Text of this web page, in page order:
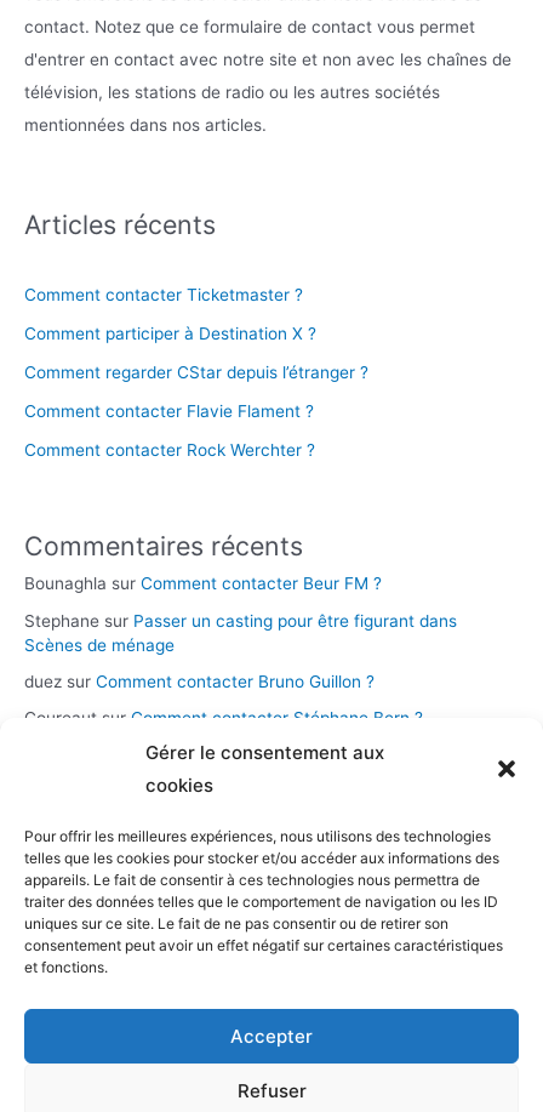
Gérer le consentement aux
cookies
Pour offrir les meilleures expériences, nous utilisons des technologies
telles que les cookies pour stocker et/ou accéder aux informations des
appareils. Le fait de consentir à ces technologies nous permettra de
traiter des données telles que le comportement de navigation ou les ID
uniques sur ce site. Le fait de ne pas consentir ou de retirer son
consentement peut avoir un effet négatif sur certaines caractéristiques
et fonctions.
Accepter
Refuser
contact. Notez que ce formulaire de contact vous permet
d'entrer en contact avec notre site et non avec les chaînes de
télévision, les stations de radio ou les autres sociétés
mentionnées dans nos articles.
Articles récents
Comment contacter Ticketmaster ?
Comment participer à Destination X ?
Comment regarder CStar depuis l’étranger ?
Comment contacter Flavie Flament ?
Comment contacter Rock Werchter ?
Commentaires récents
Bounaghla sur Comment contacter Beur FM ?
Stephane sur Passer un casting pour être figurant dans
Scènes de ménage
duez sur Comment contacter Bruno Guillon ?
Coureaut sur Comment contacter Stéphane Bern ?
Comment contacter la chaîne Novo 19 ?
Catégories
Assistance et démarches
Casting et participation
Musique et streaming